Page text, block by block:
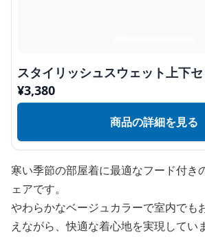
スタイリッシュスウェット上下セ
¥3,380
商品の詳細を見る
寒い季節の部屋着に最適なフード付き
ェアです。
やわらかなベージュカラーで室内でも
えながら、快適な着心地を実現してい